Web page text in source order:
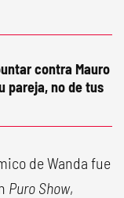
contra Mauro
pareja, no de tus
de Wanda fue
Puro Show,